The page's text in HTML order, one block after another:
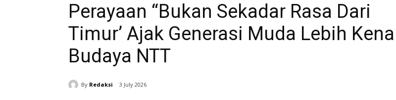
Perayaan “Bukan Sekadar Rasa Dari
Timur’ Ajak Generasi Muda Lebih Kenal
Budaya NTT
By Redaksi 3 July 2026